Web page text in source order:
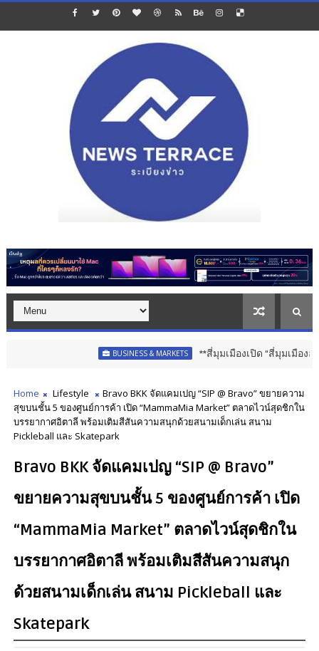
BUSINESS & MARKETS **สี่มุมเมืองเปิด “สี่มุมเมืองออนไลน์”
Home Lifestyle
Bravo BKK จัดแคมเปญ “SIP @ Bravo” ขยายความ
สุขบนชั้น 5 ของศูนย์การค้า เปิด “MammaMia Market” ตลาดไวน์สุดชิกใน
บรรยากาศอิตาลี พร้อมเติมสีสันความสนุกด้วยสนามเด็กเล่น สนาม
Pickleball และ Skatepark
Bravo BKK จัดแคมเปญ “SIP @ Bravo”
ขยายความสุขบนชั้น 5 ของศูนย์การค้า เปิด
“MammaMia Market” ตลาดไวน์สุดชิกใน
บรรยากาศอิตาลี พร้อมเติมสีสันความสนุก
ด้วยสนามเด็กเล่น สนาม Pickleball และ
Skatepark